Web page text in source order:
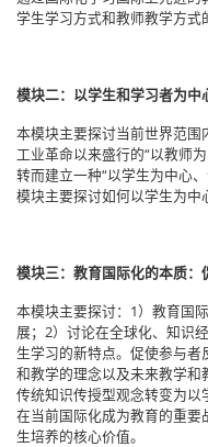
学生学习方式和教师教学方式
模块二：以学生和学习者为中
本模块主要探讨当前世界范围
工业革命以来盛行的“以教师
转而建立一种“以学生为中心
模块主要探讨如何以学生为中
模块三：教育国际化的本质：
本模块主要探讨：1）教育国
展；2）讨论在全球化、知识
生学习的新特点。促使参与
和教学的理念以及未来教学
传统知识传授型观念转变为
在当前国际化成为教育的重
生培养的核心价值。